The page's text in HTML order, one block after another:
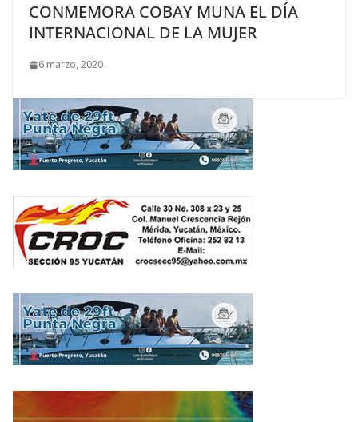
CONMEMORA COBAY MUNA EL DÍA
INTERNACIONAL DE LA MUJER
6 marzo, 2020